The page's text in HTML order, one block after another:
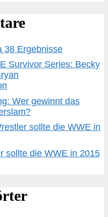
38 Ergebnisse
Survivor Series: Becky
Wer gewinnt das
sollte die WWE in
sollte die WWE in 2015